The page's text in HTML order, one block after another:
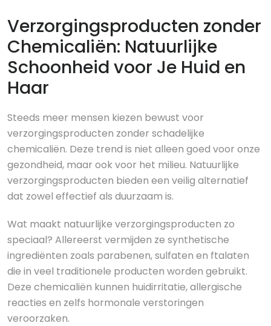
Verzorgingsproducten zonder
Chemicaliën: Natuurlijke
Schoonheid voor Je Huid en
Haar
Steeds meer mensen kiezen bewust voor
verzorgingsproducten zonder schadelijke
chemicaliën. Deze trend is niet alleen goed voor onze
gezondheid, maar ook voor het milieu. Natuurlijke
verzorgingsproducten bieden een veilig alternatief
dat zowel effectief als duurzaam is.
Wat maakt natuurlijke verzorgingsproducten zo
speciaal? Allereerst vermijden ze synthetische
ingrediënten zoals parabenen, sulfaten en ftalaten
die in veel traditionele producten worden gebruikt.
Deze chemicaliën kunnen huidirritatie, allergische
reacties en zelfs hormonale verstoringen
veroorzaken.